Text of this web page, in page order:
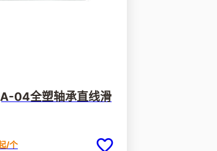
04全塑轴承直线滑
/个